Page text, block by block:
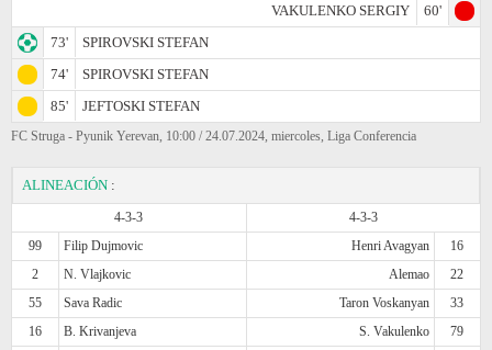
VAKULENKO SERGIY
60'
73'
SPIROVSKI STEFAN
74'
SPIROVSKI STEFAN
85'
JEFTOSKI STEFAN
FC Struga - Pyunik Yerevan, 10:00 / 24.07.2024, miercoles, Liga Conferencia
ALINEACIÓN :
4-3-3
4-3-3
99
Filip Dujmovic Henri Avagyan
16
2
N. Vlajkovic Alemao
22
55
Sava Radic Taron Voskanyan
33
16
B. Krivanjeva S. Vakulenko
79